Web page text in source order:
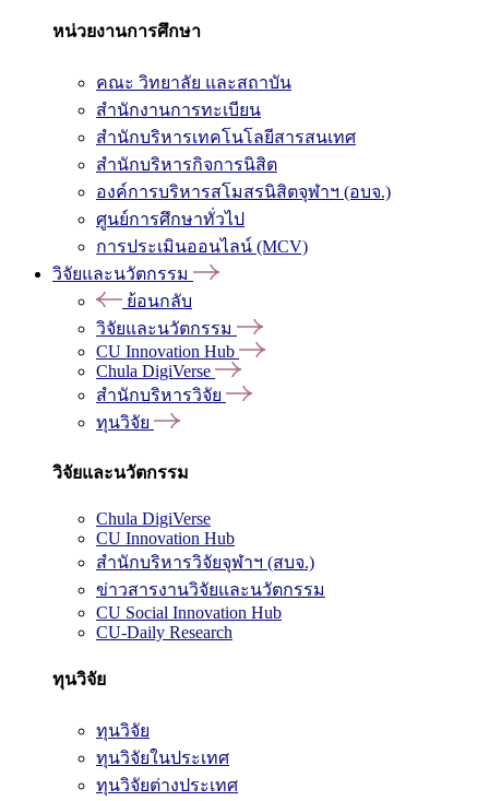
หน่วยงานการศึกษา
คณะ วิทยาลัย และสถาบัน
สำนักงานการทะเบียน
สำนักบริหารเทคโนโลยีสารสนเทศ
สำนักบริหารกิจการนิสิต
องค์การบริหารสโมสรนิสิตจุฬาฯ (อบจ.)
ศูนย์การศึกษาทั่วไป
การประเมินออนไลน์ (MCV)
วิจัยและนวัตกรรม
ย้อนกลับ
วิจัยและนวัตกรรม
CU Innovation Hub
Chula DigiVerse
สำนักบริหารวิจัย
ทุนวิจัย
วิจัยและนวัตกรรม
Chula DigiVerse
CU Innovation Hub
สำนักบริหารวิจัยจุฬาฯ (สบจ.)
ข่าวสารงานวิจัยและนวัตกรรม
CU Social Innovation Hub
CU-Daily Research
ทุนวิจัย
ทุนวิจัย
ทุนวิจัยในประเทศ
ทุนวิจัยต่างประเทศ